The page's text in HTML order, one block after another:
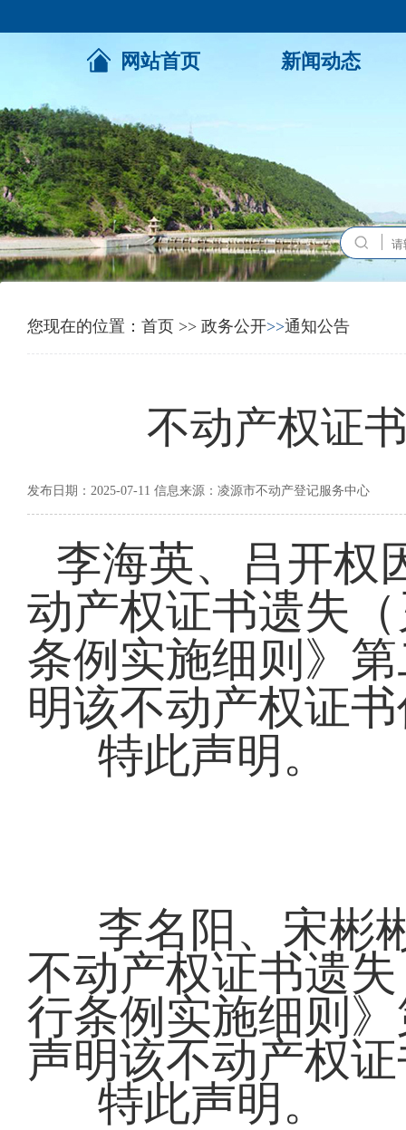
网站首页 新闻动态
您现在的位置： 首页 >> 政务公开>>通知公告
不动产权证
发布日期：2025-07-11 信息来源：凌源市不动产登记服务中心
李海英、吕开权
动产权证书遗失
条例实施细则》
明该不动产权证
特此声明。
李名阳、宋彬
不动产权证书遗
行条例实施细则
声明该不动产权
特此声明。